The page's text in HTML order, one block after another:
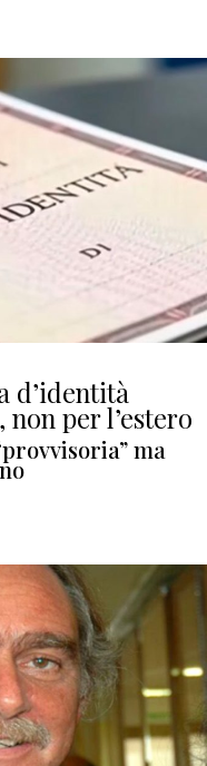
d’identità
per l’estero
ma